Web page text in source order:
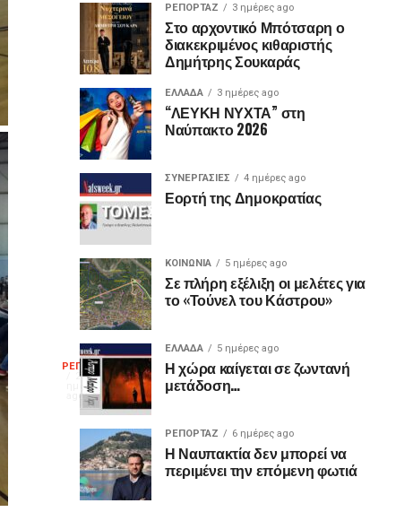
ΡΕΠΟΡΤΑΖ
2
ημέρες
ago
Η
γελοιογραφία
της
ΤΕΧΝΟΛΟΓΙΑ
ημέρες
ago
Γιατί
ορισμένες
θύρες
USB
είναι
μωβ
έχουν
άλλα
χρώματα;
διαφορά
που
περισσότεροι
δεν
γνωρίζουν
ΚΟΙΝΩΝΙΑ
ημέρες
ago
Θερμό
χειροκρότημα
για
τον
«Ίωνα»
στο
Κάστρο
της
Ναυπάκτου
ΡΕΠΟΡΤΑΖ 3 ημέρες ago
Στο αρχοντικό Μπότσαρη ο
διακεκριμένος κιθαριστής
Δημήτρης Σουκαράς
ΕΛΛΑΔΑ 3 ημέρες ago
“ΛΕΥΚΗ ΝΥΧΤΑ” στη
Ναύπακτο 2026
ΣΥΝΕΡΓΑΣΙΕΣ 4 ημέρες ago
Εορτή της Δημοκρατίας
ΚΟΙΝΩΝΙΑ 5 ημέρες ago
Σε πλήρη εξέλιξη οι μελέτες για
το «Τούνελ του Κάστρου»
ΕΛΛΑΔΑ 5 ημέρες ago
Η χώρα καίγεται σε ζωντανή
μετάδοση…
ΡΕΠΟΡΤΑΖ 6 ημέρες ago
Η Ναυπακτία δεν μπορεί να
περιμένει την επόμενη φωτιά